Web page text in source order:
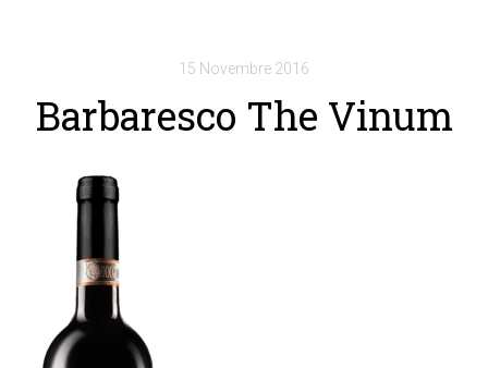
15 Novembre 2016
Barbaresco The Vinum